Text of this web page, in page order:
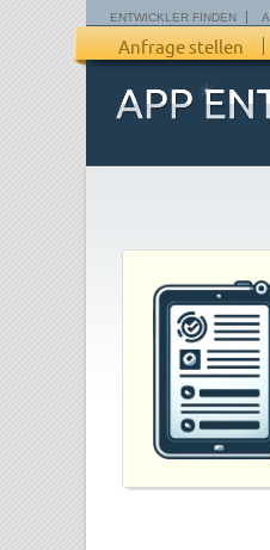
ENTWICKLER FINDEN
Anfrage stellen